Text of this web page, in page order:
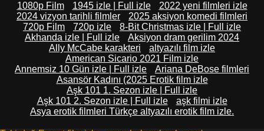
1080p Film 1945 izle | Full izle
2022 yeni filmleri izle
2024 vizyon tarihli filmler
2025 aksiyon komedi filmleri
720p Film
720p izle
8-Bit Christmas izle | Full izle
Akhanda izle | Full izle
Aksiyon dram gerilim 2024
Ally McCabe karakteri
altyazılı film izle
American Sicario 2021 Film izle
Annemsiz 10 Gün izle | Full izle
Ariana DeBose filmleri
Asansör Kadını (2025 Erotik film izle
Aşk 101 1. Sezon izle | Full izle
Aşk 101 2. Sezon izle | Full izle
aşk filmi izle
Asya erotik filmleri Türkçe altyazılı erotik film izle.